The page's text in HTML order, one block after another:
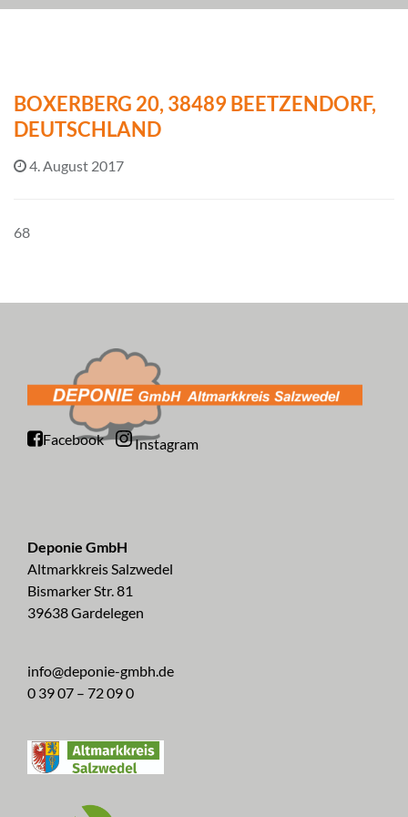
BOXERBERG 20, 38489 BEETZENDORF,
DEUTSCHLAND
4. August 2017
68
Facebook Instagram
Deponie GmbH
Altmarkkreis Salzwedel
Bismarker Str. 81
39638 Gardelegen
info@deponie-gmbh.de
0 39 07 – 72 09 0